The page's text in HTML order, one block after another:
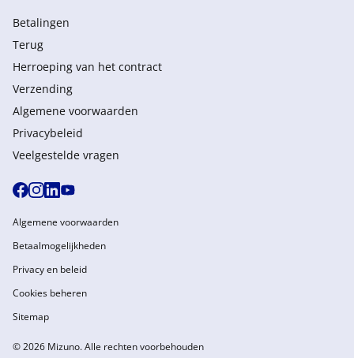
Betalingen
Terug
Herroeping van het contract
Verzending
Algemene voorwaarden
Privacybeleid
Veelgestelde vragen
© 2026 Mizuno. Alle rechten voorbehouden
Algemene voorwaarden
Betaalmogelijkheden
Privacy en beleid
Cookies beheren
Sitemap